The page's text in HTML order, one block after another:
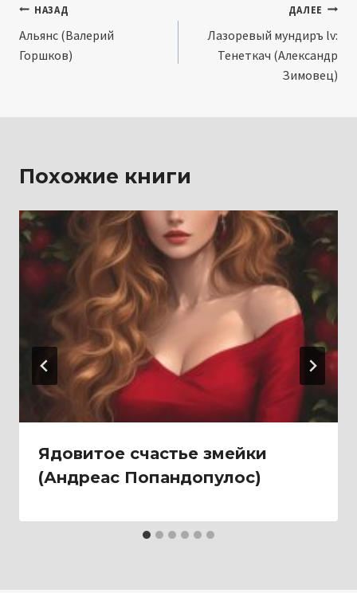
Навигация
по
НАЗАД
Альянс (Валерий
Горшков)
ДАЛЕЕ
Лазоревый мундиръ lv:
Тенеткач (Александр
Зимовец)
Похожие книги
Ядовитое счастье змейки
(Андреас Попандопулос)